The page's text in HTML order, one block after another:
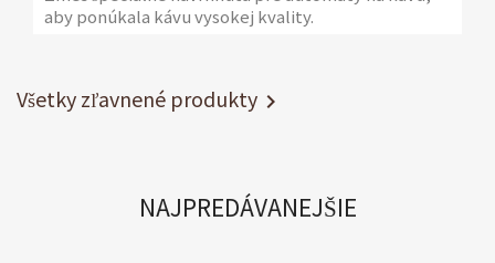
aby ponúkala kávu vysokej kvality.
Všetky zľavnené produkty 
NAJPREDÁVANEJŠIE